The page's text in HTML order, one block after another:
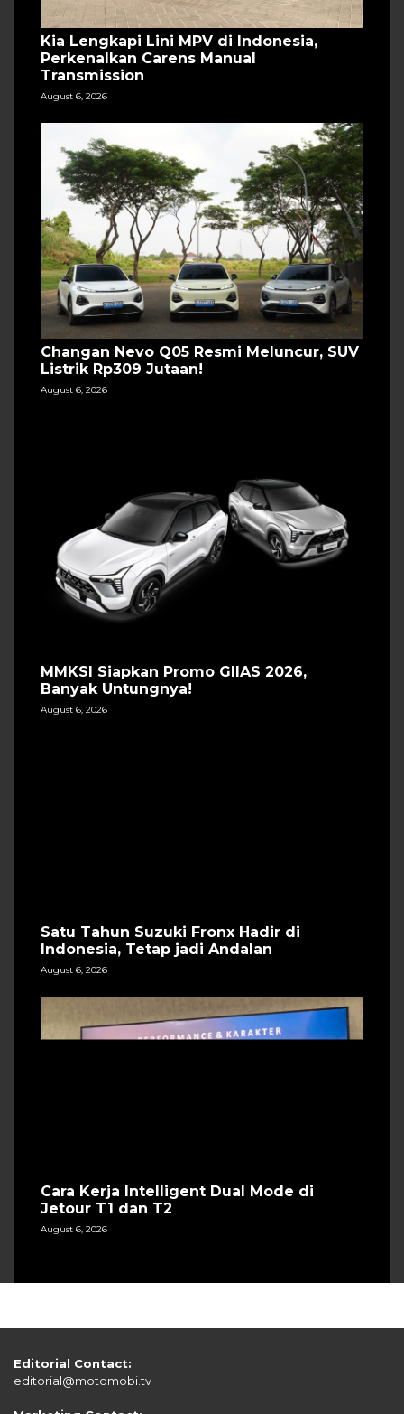
Kia Lengkapi Lini MPV di Indonesia,
Perkenalkan Carens Manual
Transmission
August 6, 2026
Changan Nevo Q05 Resmi Meluncur, SUV
Listrik Rp309 Jutaan!
August 6, 2026
MMKSI Siapkan Promo GIIAS 2026,
Banyak Untungnya!
August 6, 2026
Satu Tahun Suzuki Fronx Hadir di
Indonesia, Tetap jadi Andalan
August 6, 2026
Cara Kerja Intelligent Dual Mode di
Jetour T1 dan T2
August 6, 2026
Editorial Contact:
editorial@motomobi.tv